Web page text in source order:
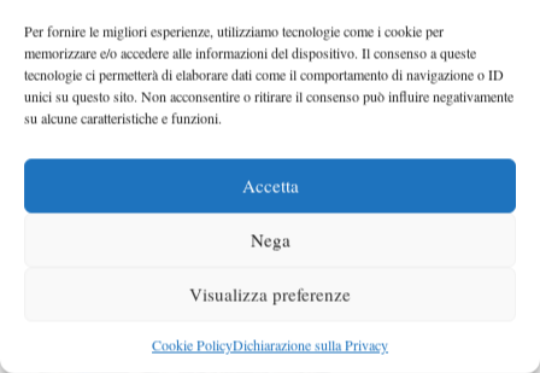
Per fornire le migliori esperienze, utilizziamo tecnologie come i cookie per
memorizzare e/o accedere alle informazioni del dispositivo. Il consenso a queste
tecnologie ci permetterà di elaborare dati come il comportamento di navigazione o ID
unici su questo sito. Non acconsentire o ritirare il consenso può influire negativamente
su alcune caratteristiche e funzioni.
Accetta
Nega
Visualizza preferenze
Cookie PolicyDichiarazione sulla Privacy
di Los Angeles 2011